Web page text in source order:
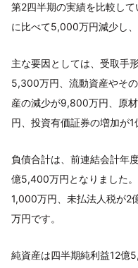
第2四半期の実績を比較し
に比べて5,000万円減少し
主な要因としては、受取手
5,300万円、流動資産やそ
産の減少が9,800万円、原
円、投資有価証券の増加が1
負債合計は、前連結会計年
億5,400万円となりました
1,000万円、未払法人税が
万円です。
純資産は四半期純利益12億